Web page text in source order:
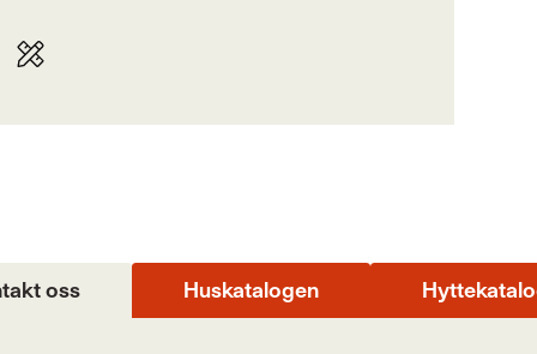
oss Huskatalogen